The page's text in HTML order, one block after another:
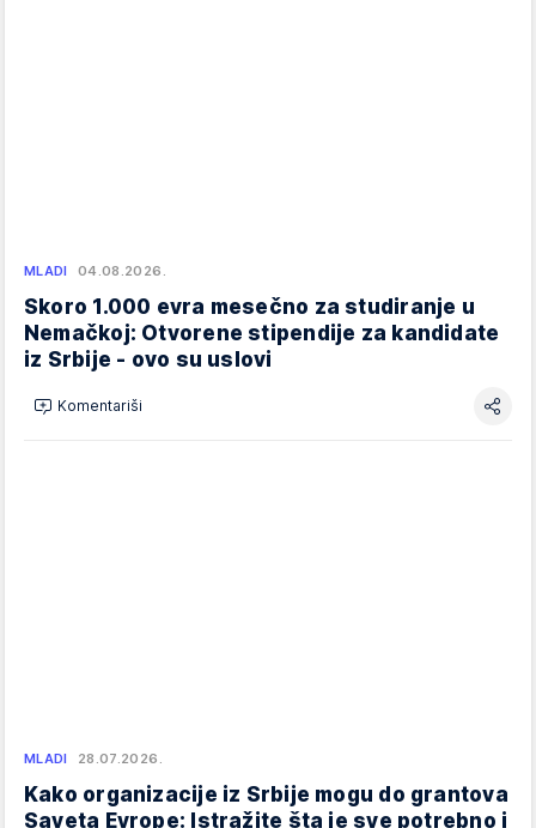
MLADI 04.08.2026.
Skoro 1.000 evra mesečno za studiranje u
Nemačkoj: Otvorene stipendije za kandidate
iz Srbije - ovo su uslovi
Komentariši
MLADI 28.07.2026.
Kako organizacije iz Srbije mogu do grantova
Saveta Evrope: Istražite šta je sve potrebno i